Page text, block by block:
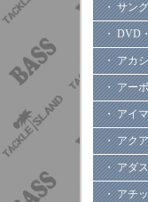
・ サン
・ DVD
・ アカ
・ アー
・ アイ
・ アク
・ アダ
・ アチ